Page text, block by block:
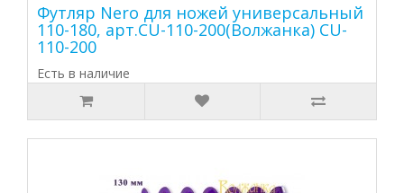
Футляр Nero для ножей универсальный
110-180, арт.CU-110-200(Волжанка) CU-
110-200
Есть в наличие